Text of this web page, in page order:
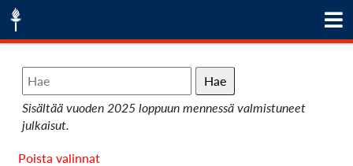
Hae
Sisältää vuoden 2025 loppuun mennessä valmistuneet
julkaisut.
Poista valinnat